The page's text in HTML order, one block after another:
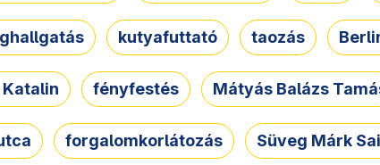
kutyafuttató taozás
fényfestés Mátyás Balázs
forgalomkorlátozás Süveg Márk